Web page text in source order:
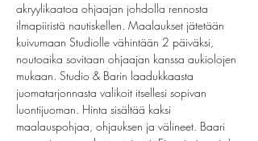
akryylikaatoa ohjaajan johdolla rennosta
ilmapiiristä nautiskellen. Maalaukset jätetään
kuivumaan Studiolle vähintään 2 päiväksi,
noutoaika sovitaan ohjaajan kanssa aukiolojen
mukaan. Studio & Barin laadukkaasta
juomatarjonnasta valikoit itsellesi sopivan
luontijuoman. Hinta sisältää kaksi
maalauspohjaa, ohjauksen ja välineet. Baari